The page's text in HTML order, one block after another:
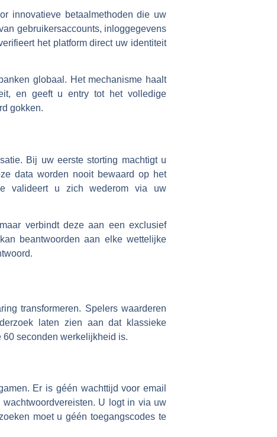
innovatieve betaalmethoden die uw
gebruikersaccounts, inloggegevens
het platform direct uw identiteit
globaal. Het mechanisme haalt
en geeft u entry tot het volledige
gokken.
Bij uw eerste storting machtigt u
data worden nooit bewaard op het
valideert u zich wederom via uw
verbindt deze aan een exclusief
kan beantwoorden aan elke wettelijke
transformeren. Spelers waarderen
laten zien aan dat klassieke
seconden werkelijkheid is.
Er is géén wachttijd voor email
U logt in via uw
moet u géén toegangscodes te